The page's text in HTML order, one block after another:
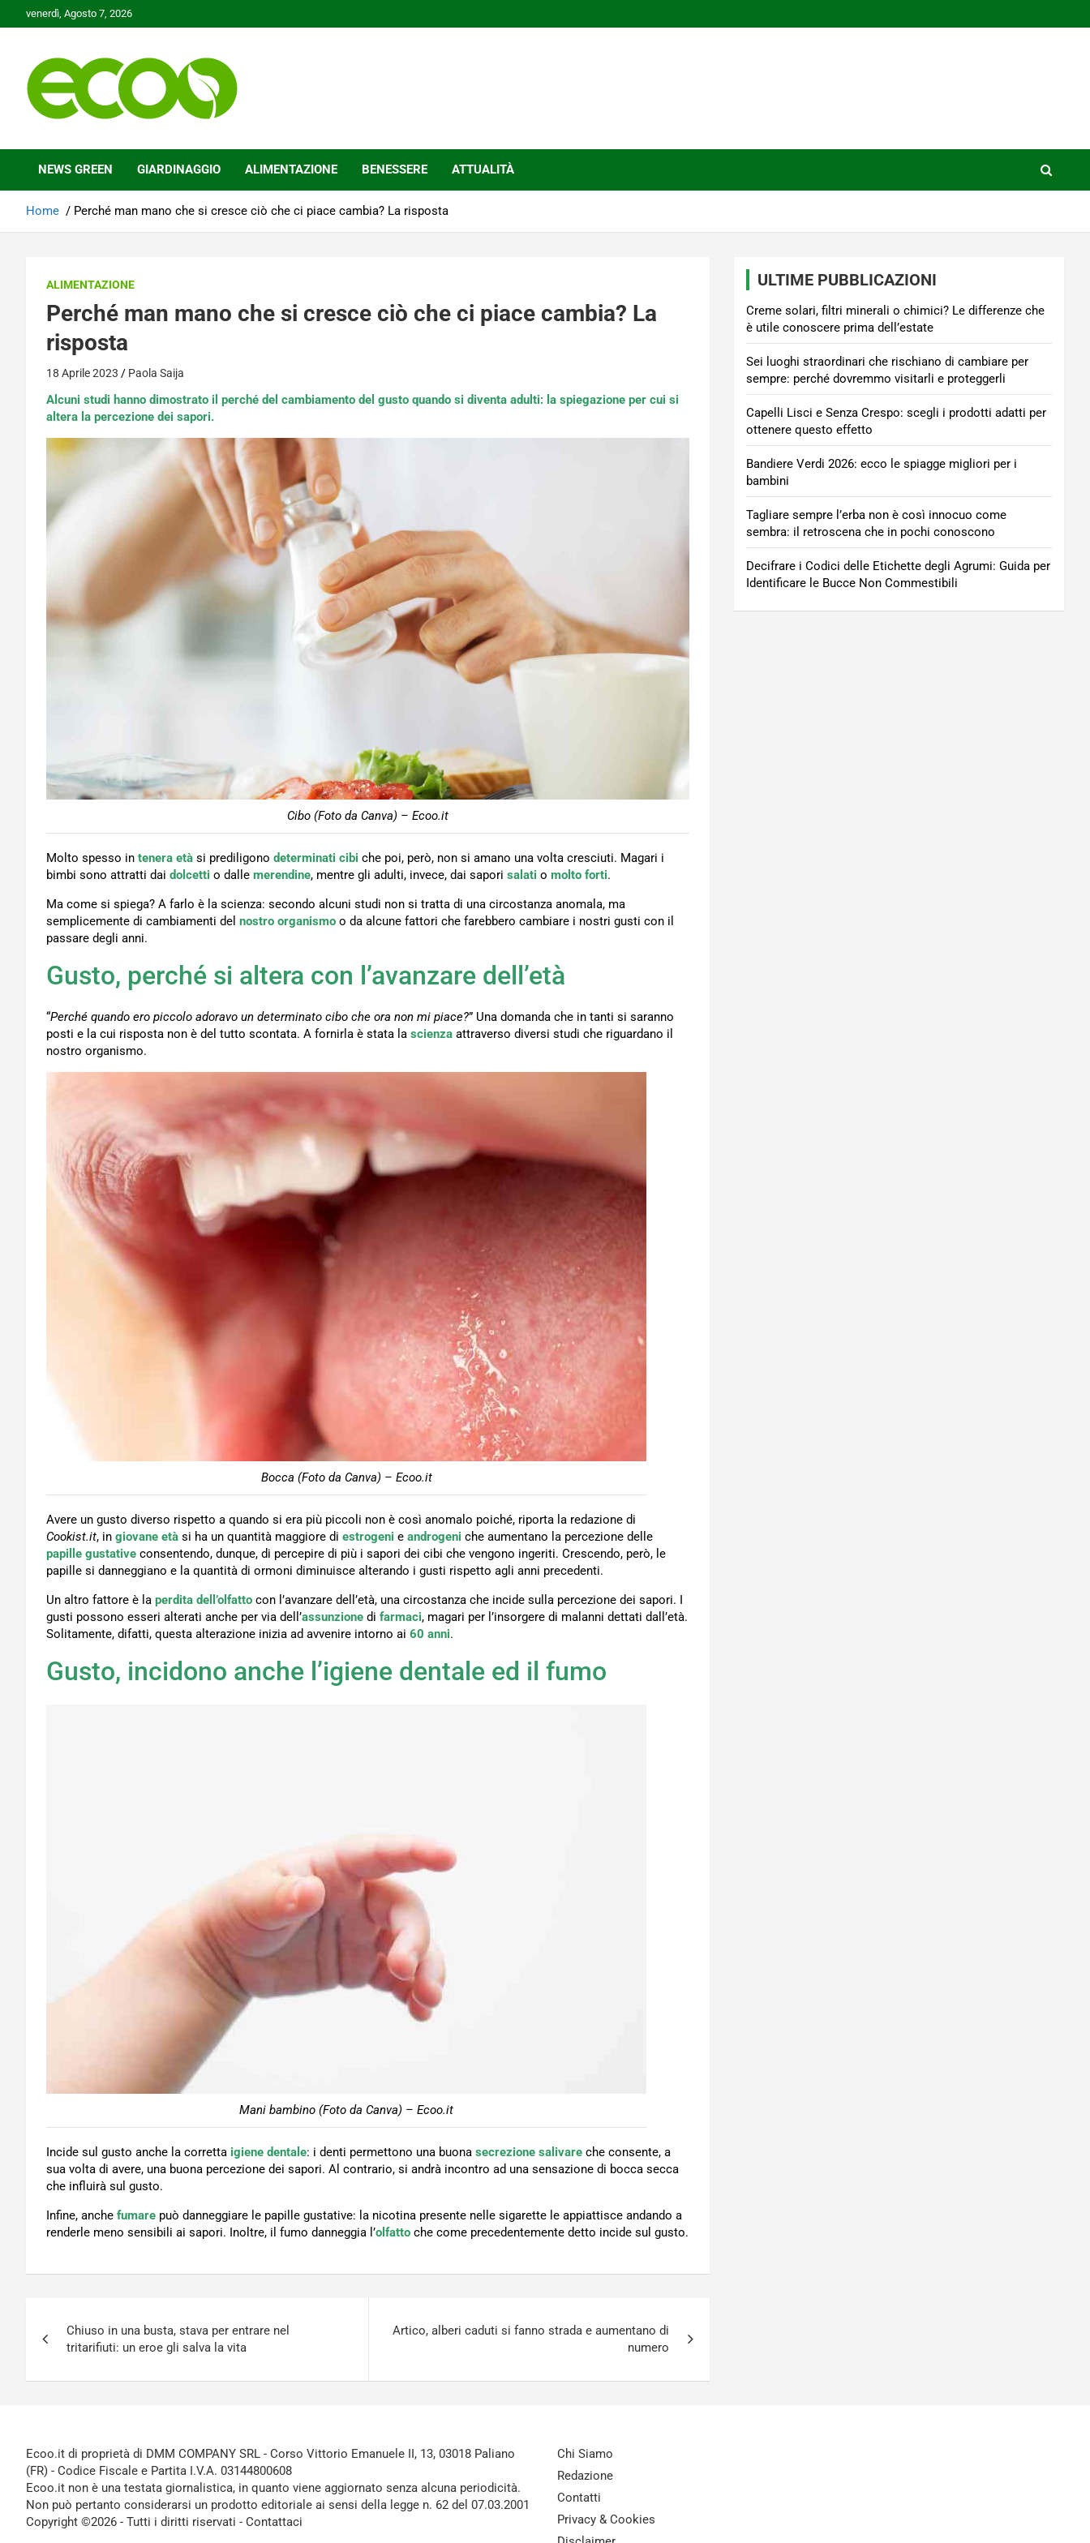
to
venerdì, Agosto 7, 2026
Ecoo.it
NEWS GREEN GIARDINAGGIO ALIMENTAZIONE BENESSERE ATTUALITÀ
Home Perché man mano che si cresce ciò che ci piace cambia? La risposta
ALIMENTAZIONE
Perché man mano che si cresce ciò che ci piace cambia? La
risposta
18 Aprile 2023 Paola Saija
Alcuni studi hanno dimostrato il perché del cambiamento del gusto quando si diventa adulti: la spiegazione per cui si
altera la percezione dei sapori.
Cibo (Foto da Canva) – Ecoo.it
Molto spesso in tenera età si prediligono determinati cibi che poi, però, non si amano una volta cresciuti. Magari i
bimbi sono attratti dai dolcetti o dalle merendine, mentre gli adulti, invece, dai sapori salati o molto forti.
Ma come si spiega? A farlo è la scienza: secondo alcuni studi non si tratta di una circostanza anomala, ma
semplicemente di cambiamenti del nostro organismo o da alcune fattori che farebbero cambiare i nostri gusti con il
passare degli anni.
Gusto, perché si altera con l’avanzare dell’età
“Perché quando ero piccolo adoravo un determinato cibo che ora non mi piace?” Una domanda che in tanti si saranno
posti e la cui risposta non è del tutto scontata. A fornirla è stata la scienza attraverso diversi studi che riguardano il
nostro organismo.
Bocca (Foto da Canva) – Ecoo.it
Avere un gusto diverso rispetto a quando si era più piccoli non è così anomalo poiché, riporta la redazione di
Cookist.it, in giovane età si ha un quantità maggiore di estrogeni e androgeni che aumentano la percezione delle
papille gustative consentendo, dunque, di percepire di più i sapori dei cibi che vengono ingeriti. Crescendo, però, le
papille si danneggiano e la quantità di ormoni diminuisce alterando i gusti rispetto agli anni precedenti.
Un altro fattore è la perdita dell’olfatto con l’avanzare dell’età, una circostanza che incide sulla percezione dei sapori. I
gusti possono esseri alterati anche per via dell’assunzione di farmaci, magari per l’insorgere di malanni dettati dall’età.
Solitamente, difatti, questa alterazione inizia ad avvenire intorno ai 60 anni.
Gusto, incidono anche l’igiene dentale ed il fumo
Mani bambino (Foto da Canva) – Ecoo.it
Incide sul gusto anche la corretta igiene dentale: i denti permettono una buona secrezione salivare che consente, a
sua volta di avere, una buona percezione dei sapori. Al contrario, si andrà incontro ad una sensazione di bocca secca
che influirà sul gusto.
Infine, anche fumare può danneggiare le papille gustative: la nicotina presente nelle sigarette le appiattisce andando a
renderle meno sensibili ai sapori. Inoltre, il fumo danneggia l’olfatto che come precedentemente detto incide sul gusto.
articoli
Chiuso in una busta, stava per entrare nel
tritarifiuti: un eroe gli salva la vita
Artico, alberi caduti si fanno strada e aumentano di
numero
ULTIME PUBBLICAZIONI
Creme solari, filtri minerali o chimici? Le differenze che
è utile conoscere prima dell’estate
Sei luoghi straordinari che rischiano di cambiare per
sempre: perché dovremmo visitarli e proteggerli
Capelli Lisci e Senza Crespo: scegli i prodotti adatti per
ottenere questo effetto
Bandiere Verdi 2026: ecco le spiagge migliori per i
bambini
Tagliare sempre l’erba non è così innocuo come
sembra: il retroscena che in pochi conoscono
Decifrare i Codici delle Etichette degli Agrumi: Guida per
Identificare le Bucce Non Commestibili
Ecoo.it di proprietà di DMM COMPANY SRL - Corso Vittorio Emanuele II, 13, 03018 Paliano
(FR) - Codice Fiscale e Partita I.V.A. 03144800608
Ecoo.it non è una testata giornalistica, in quanto viene aggiornato senza alcuna periodicità.
Non può pertanto considerarsi un prodotto editoriale ai sensi della legge n. 62 del 07.03.2001
Copyright ©2026 - Tutti i diritti riservati - Contattaci
Chi Siamo
Redazione
Contatti
Privacy & Cookies